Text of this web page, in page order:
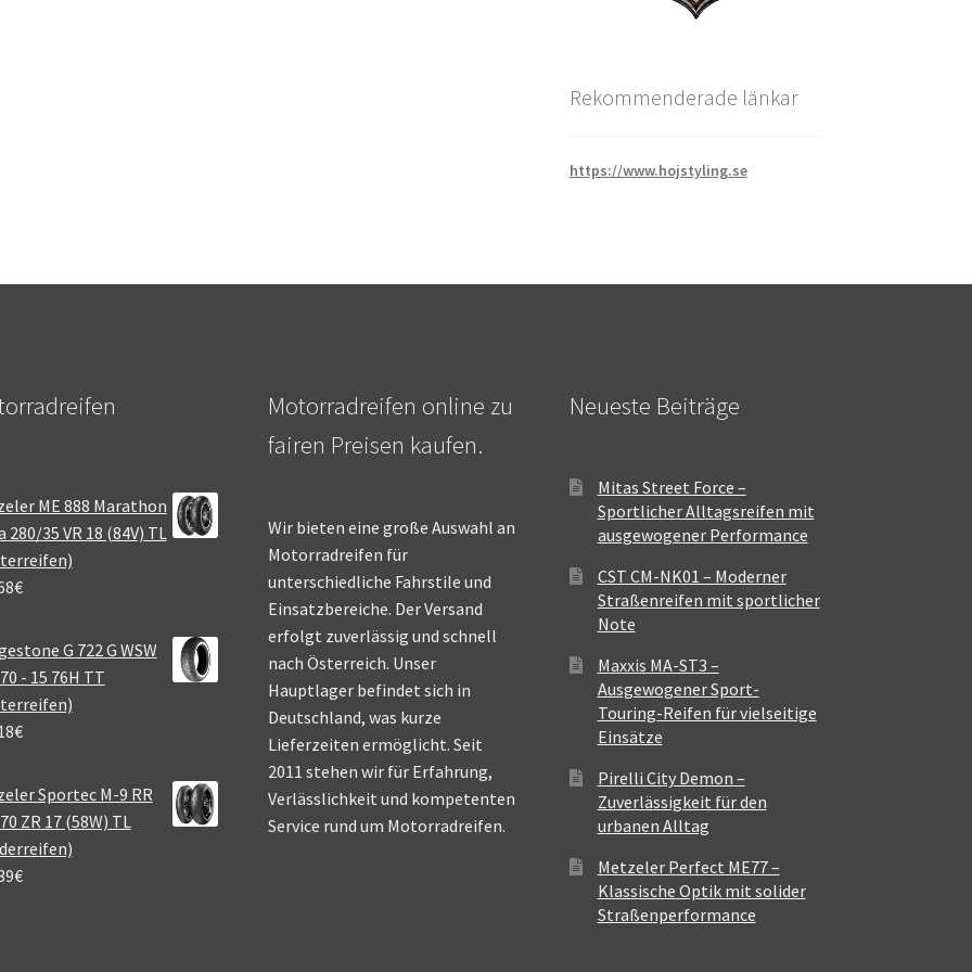
Rekommenderade länkar
https://www.hojstyling.se
ME 888 Marathon
280/35 VR 18 (84V) TL
€
G 722 G WSW
- 15 76H TT
€
Sportec M-9 RR
ZR 17 (58W) TL
€
Motorradreifen online zu
fairen Preisen kaufen.
Wir bieten eine große Auswahl an
Motorradreifen für
unterschiedliche Fahrstile und
Einsatzbereiche. Der Versand
erfolgt zuverlässig und schnell
nach Österreich. Unser
Hauptlager befindet sich in
Deutschland, was kurze
Lieferzeiten ermöglicht. Seit
2011 stehen wir für Erfahrung,
Verlässlichkeit und kompetenten
Service rund um Motorradreifen.
Neueste Beiträge
Mitas Street Force –
Sportlicher Alltagsreifen mit
ausgewogener Performance
CST CM-NK01 – Moderner
Straßenreifen mit sportlicher
Note
Maxxis MA-ST3 –
Ausgewogener Sport-
Touring-Reifen für vielseitige
Einsätze
Pirelli City Demon –
Zuverlässigkeit für den
urbanen Alltag
Metzeler Perfect ME77 –
Klassische Optik mit solider
Straßenperformance